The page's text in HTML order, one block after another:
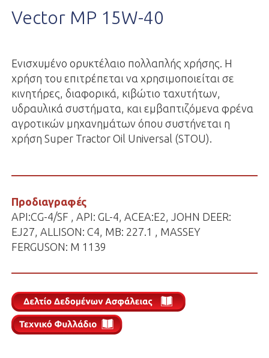
Vector MP 15W-40
Ενισχυμένο ορυκτέλαιο πολλαπλής χρήσης. Η
χρήση του επιτρέπεται να χρησιμοποιείται σε
κινητήρες, διαφορικά, κιβώτιο ταχυτήτων,
υδραυλικά συστήματα, και εμβαπτιζόμενα φρένα
αγροτικών μηχανημάτων όπου συστήνεται η
χρήση Super Tractor Oil Universal (STOU).
Προδιαγραφές
API:CG-4/SF , API: GL-4, ACEA:E2, JOHN DEER:
EJ27, ALLISON: C4, MB: 227.1 , MASSEY
FERGUSON: M 1139